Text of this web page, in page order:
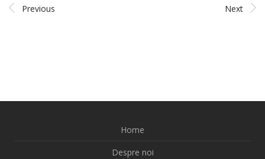
Previous Next
Home
Despre noi